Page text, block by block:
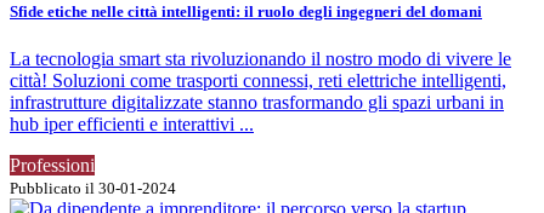
Sfide etiche nelle città intelligenti: il ruolo degli ingegneri del domani
La tecnologia smart sta rivoluzionando il nostro modo di vivere le
città! Soluzioni come trasporti connessi, reti elettriche intelligenti,
infrastrutture digitalizzate stanno trasformando gli spazi urbani in
hub iper efficienti e interattivi ...
Professioni
Pubblicato il 30-01-2024